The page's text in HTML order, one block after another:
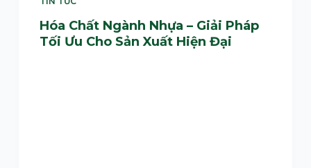
Hóa Chất Ngành Nhựa – Giải Pháp
Tối Ưu Cho Sản Xuất Hiện Đại